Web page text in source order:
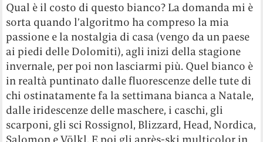
Qual è il costo di questo bianco? La domanda mi è
sorta quando l’algoritmo ha compreso la mia
passione e la nostalgia di casa (vengo da un paese
ai piedi delle Dolomiti), agli inizi della stagione
invernale, per poi non lasciarmi più. Quel bianco è
in realtà puntinato dalle fluorescenze delle tute di
chi ostinatamente fa la settimana bianca a Natale,
dalle iridescenze delle maschere, i caschi, gli
scarponi, gli sci Rossignol, Blizzard, Head, Nordica,